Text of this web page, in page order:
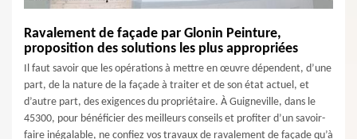
Ravalement de façade par Glonin Peinture,
proposition des solutions les plus appropriées
Il faut savoir que les opérations à mettre en œuvre dépendent, d’une
part, de la nature de la façade à traiter et de son état actuel, et
d’autre part, des exigences du propriétaire. À Guigneville, dans le
45300, pour bénéficier des meilleurs conseils et profiter d’un savoir-
faire inégalable, ne confiez vos travaux de ravalement de façade qu’à